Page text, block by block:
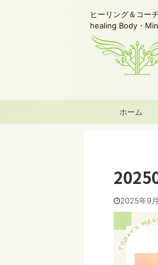
ヒーリング＆コ
healing Body・
ホーム
2025年9